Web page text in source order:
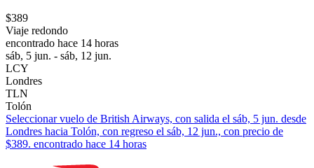
$389
Viaje redondo
encontrado hace 14 horas
sáb, 5 jun. - sáb, 12 jun.
LCY
Londres
TLN
Tolón
Seleccionar vuelo de British Airways, con salida el sáb, 5 jun. desde
Londres hacia Tolón, con regreso el sáb, 12 jun., con precio de
$389. encontrado hace 14 horas